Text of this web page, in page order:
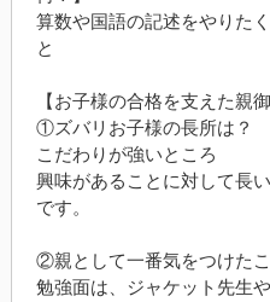
算数や国語の記述をやりた
と
【お子様の合格を支えた親
①ズバリお子様の長所は？
こだわりが強いところ
興味があることに対して長
です。
②親として一番気をつけた
勉強面は、ジャケット先生